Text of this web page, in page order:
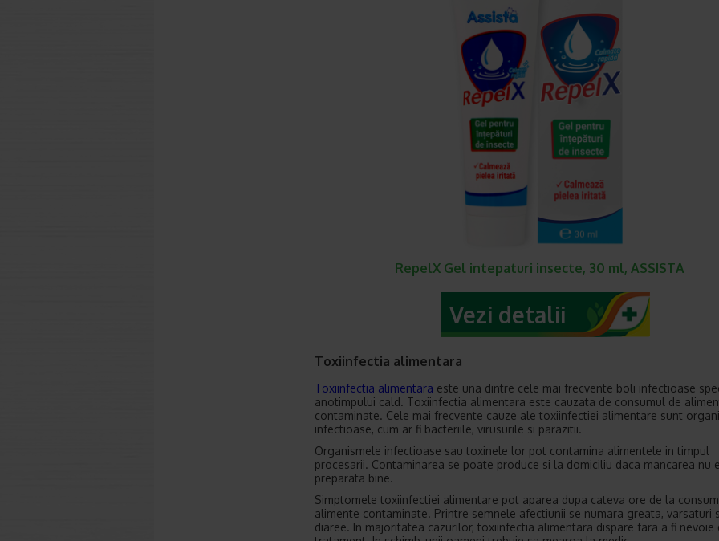
RepelX Gel intepaturi insecte, 30 ml, ASSISTA
Vezi detalii
Toxiinfectia alimentara
Toxiinfectia alimentara este una dintre cele mai frecvente boli infectioase
anotimpului cald. Toxiinfectia alimentara este cauzata de consumul de
contaminate. Cele mai frecvente cauze ale toxiinfectiei alimentare sunt
infectioase, cum ar fi bacteriile, virusurile si parazitii.
Organismele infectioase sau toxinele lor pot contamina alimentele in timpul
procesarii. Contaminarea se poate produce si la domiciliu daca mancarea nu
preparata bine.
Simptomele toxiinfectiei alimentare pot aparea dupa cateva ore de la
alimente contaminate. Printre semnele afectiunii se numara greata, varsaturi
diaree. In majoritatea cazurilor, toxiinfectia alimentara dispare fara a fi nevoie